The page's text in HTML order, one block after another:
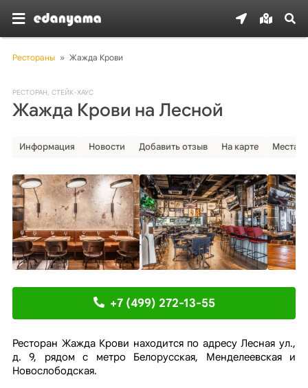
Рестораны » Жажда Крови
РЕСТОРАН, СТЕЙК-ХАУС
Жажда Крови на Лесной
Информация Новости Добавить отзыв На карте Места
+7 (499) 272-13-55
Ресторан Жажда Крови находится по адресу Лесная ул.,
д. 9, рядом с метро Белорусская, Менделеевская и
Новослободская.